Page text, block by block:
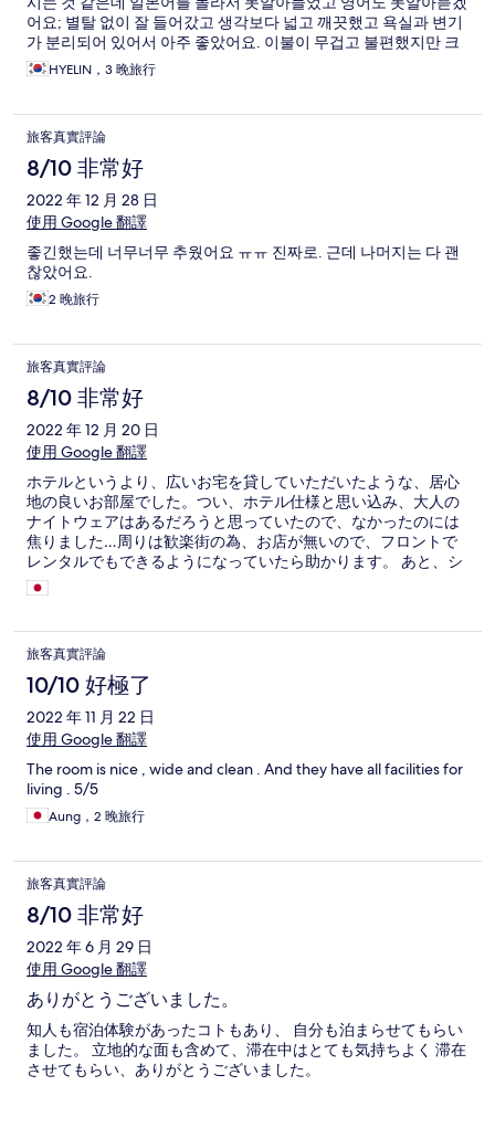
어요; 별탈 없이 잘 들어갔고 생각보다 넓고 깨끗했고 욕실과 변기
가 분리되어 있어서 아주 좋았어요. 이불이 무겁고 불편했지만 크
게 문제되지 않았어요. 샴푸 린스 바디워시 있었고 치약칫솔 핸드
앤페이스 워시 있었어요. 무인호텔이라 예약한 일수만큼 수건도
요! 창이 하나여서 환기가 걱정이었는데 냄새는 많이 나지 않았고
금방 빠졌어요. 잠깐만난 주인분 친절하셨고 전체적으로 아주 좋
았습니다. 등이 거의 할로겐이라 어두운편이었어요. 안좋은 점은
사진으로 본 방이 아닌 다른방을 받은 것 같은데 현장에 가서야 해
당 안내를 해주더라구요. 침실갯수 등은 동일해서 문제되진 않았
고, 벽걸이 티비가 있어서 유투브 로그인했다가 로그아웃을 하고
왔는데도 한국 와서도 계속 로그인 시도를 해서 비밀번호를 바꿨
어요. 되도록 로그인 하지 않으시는 것을 추천드립니다.
HYELIN，3 晚旅行
旅客真實評論
8/10 非常好
2022 年 12 月 28 日
使用 Google 翻譯
좋긴했는데 너무너무 추웠어요 ㅠㅠ 진짜로. 근데 나머지는 다 괜
찮았어요.
2 晚旅行
旅客真實評論
8/10 非常好
2022 年 12 月 20 日
使用 Google 翻譯
ホテルというより、広いお宅を貸していただいたような、居心
地の良いお部屋でした。つい、ホテル仕様と思い込み、大人の
ナイトウェアはあるだろうと思っていたので、なかったのには
焦りました…周りは歓楽街の為、お店が無いので、フロントで
レンタルでもできるようになっていたら助かります。 あと、シ
ャンプー類の香りはとても良かったのですが、粘度がかなり低
く、なかなか泡立ちが悪かったのが少し気になりました。 子供
旅客真實評論
10/10 好極了
2022 年 11 月 22 日
使用 Google 翻譯
The room is nice , wide and clean . And they have all facilities for
living . 5/5
Aung，2 晚旅行
旅客真實評論
8/10 非常好
2022 年 6 月 29 日
使用 Google 翻譯
ありがとうございました。
知人も宿泊体験があったコトもあり、 自分も泊まらせてもらい
ました。 立地的な面も含めて、滞在中はとても気持ちよく 滞在
させてもらい、ありがとうございました。